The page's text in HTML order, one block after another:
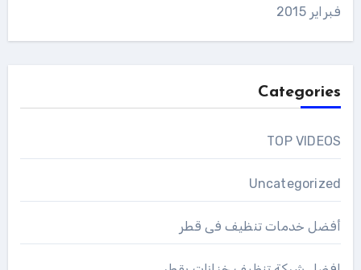
فبراير 2015
Categories
TOP VIDEOS
Uncategorized
أفضل خدمات تنظيف فى قطر